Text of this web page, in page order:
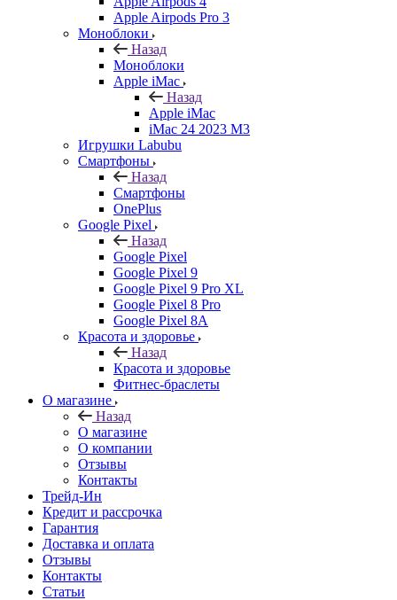
Apple Airpods Pro 3
Моноблоки
Назад
Моноблоки
Apple iMac
Назад
Apple iMac
iMac 24 2023 M3
Игрушки Labubu
Смартфоны
Назад
Смартфоны
OnePlus
Google Pixel
Назад
Google Pixel
Google Pixel 9
Google Pixel 9 Pro XL
Google Pixel 8 Pro
Google Pixel 8A
Красота и здоровье
Назад
Красота и здоровье
Фитнес-браслеты
О магазине
Назад
О магазине
О компании
Отзывы
Контакты
Трейд-Ин
Кредит и рассрочка
Гарантия
Доставка и оплата
Отзывы
Контакты
Статьи